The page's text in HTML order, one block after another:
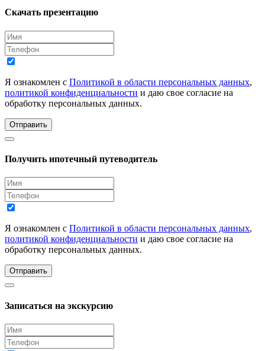
Скачать презентацию
Я ознакомлен с Политикой в области персональных данных,
политикой конфиденциальности и даю свое согласие на
обработку персональных данных.
Отправить
Получить ипотечный путеводитель
Я ознакомлен с Политикой в области персональных данных,
политикой конфиденциальности и даю свое согласие на
обработку персональных данных.
Отправить
Записаться на экскурсию